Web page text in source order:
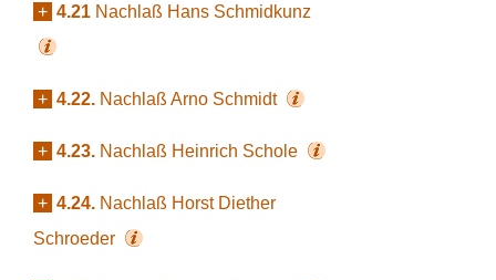
+ 4.21 Nachlaß Hans Schmidkunz
+ 4.22. Nachlaß Arno Schmidt
+ 4.23. Nachlaß Heinrich Schole
+ 4.24. Nachlaß Horst Diether
Schroeder